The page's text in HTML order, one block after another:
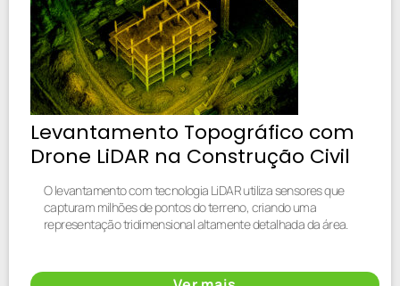
Levantamento Topográfico com
Drone LiDAR na Construção Civil
O levantamento com tecnologia LiDAR utiliza sensores que
capturam milhões de pontos do terreno, criando uma
representação tridimensional altamente detalhada da área.